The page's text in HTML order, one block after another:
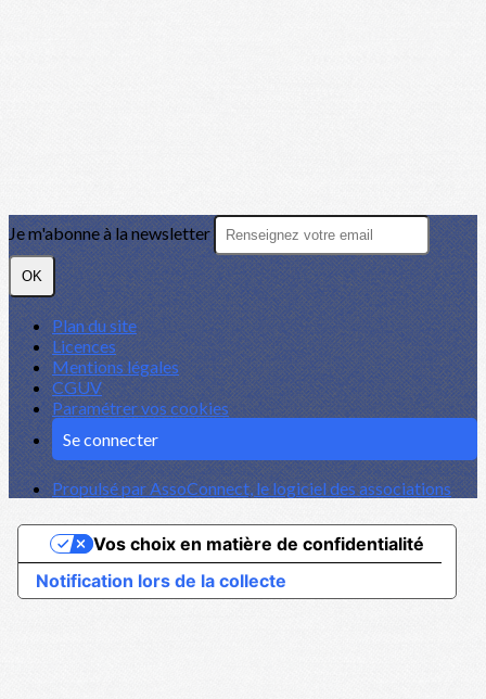
Je m'abonne à la newsletter
OK
Plan du site
Licences
Mentions légales
CGUV
Paramétrer vos cookies
Se connecter
Propulsé par AssoConnect, le logiciel des associations
Notification lors de la collecte
Vos choix en matière de confidentialité